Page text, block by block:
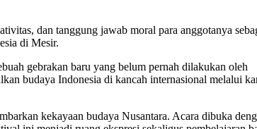
dan tanggung jawab moral para anggotanya
di Mesir.
gebrakan baru yang belum pernah dilakukan oleh
budaya Indonesia di kancah internasional melalui
kekayaan budaya Nusantara. Acara dibuka